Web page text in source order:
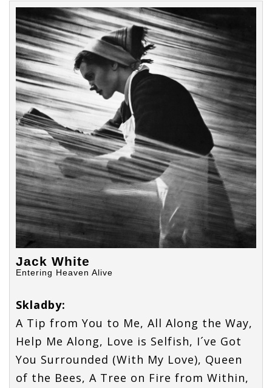
Whitea.
Na první
desce se
vyřval, na
Entering
Heaven
Alive se
vyznává
Whitea.
Na první
desce se
vyřval, na
Entering
Heaven
Alive se
vyznává
Plodný
rok Jacka
Whitea.
Na první
desce se
vyřval, na
Entering
Heaven
Plodný
Whitea.
Na první
desce se
vyřval, na
Entering
Heaven
Alive se
vyznává
Jack White
Entering Heaven Alive
Skladby:
A Tip from You to Me, All Along the Way,
Help Me Along, Love is Selfish, I´ve Got
You Surrounded (With My Love), Queen
of the Bees, A Tree on Fire from Within,